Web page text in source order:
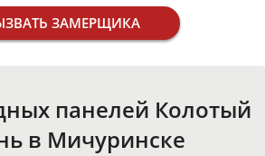
ЗАМЕРЩИКА
панелей Колотый
в Мичуринске